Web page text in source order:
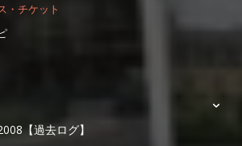
・チケット
【過去ログ】